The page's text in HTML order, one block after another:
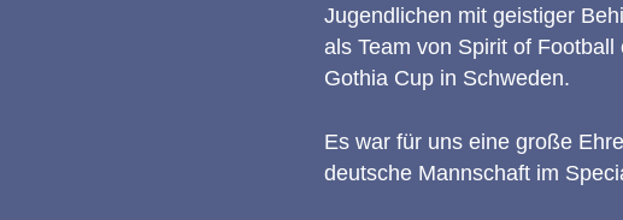
Jugendlichen mit geistiger
als Team von Spirit of
Gothia Cup in Schweden.
Es war für uns eine große
deutsche Mannschaft im